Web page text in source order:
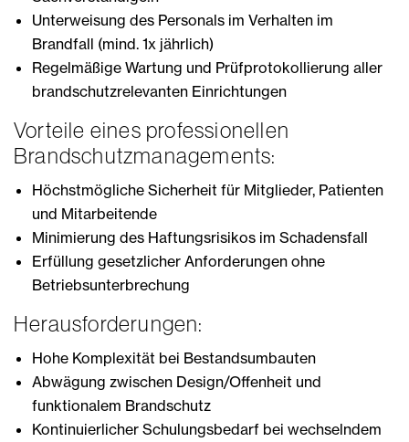
Unterweisung des Personals im Verhalten im
Brandfall (mind. 1x jährlich)
Regelmäßige Wartung und Prüfprotokollierung aller
brandschutzrelevanten Einrichtungen
Vorteile eines professionellen
Brandschutzmanagements:
Höchstmögliche Sicherheit für Mitglieder, Patienten
und Mitarbeitende
Minimierung des Haftungsrisikos im Schadensfall
Erfüllung gesetzlicher Anforderungen ohne
Betriebsunterbrechung
Herausforderungen:
Hohe Komplexität bei Bestandsumbauten
Abwägung zwischen Design/Offenheit und
funktionalem Brandschutz
Kontinuierlicher Schulungsbedarf bei wechselndem